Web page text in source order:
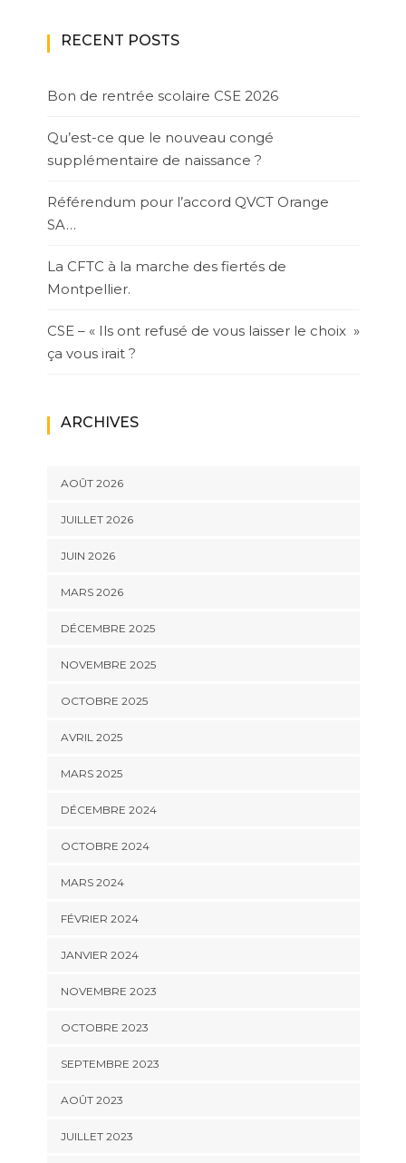
RECENT POSTS
Bon de rentrée scolaire CSE 2026
Qu’est-ce que le nouveau congé
supplémentaire de naissance ?
Référendum pour l’accord QVCT Orange
SA…
La CFTC à la marche des fiertés de
Montpellier.
CSE – « Ils ont refusé de vous laisser le choix »
ça vous irait ?
ARCHIVES
AOÛT 2026
JUILLET 2026
JUIN 2026
MARS 2026
DÉCEMBRE 2025
NOVEMBRE 2025
OCTOBRE 2025
AVRIL 2025
MARS 2025
DÉCEMBRE 2024
OCTOBRE 2024
MARS 2024
FÉVRIER 2024
JANVIER 2024
NOVEMBRE 2023
OCTOBRE 2023
SEPTEMBRE 2023
AOÛT 2023
JUILLET 2023